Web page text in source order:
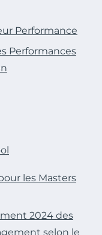
Performance
Performances
les Masters
2024 des
selon le